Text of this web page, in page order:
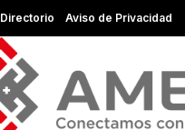
Directorio Aviso de Privacidad